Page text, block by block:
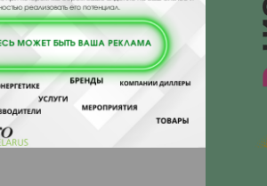
комментарий или
рейтинг, нужно